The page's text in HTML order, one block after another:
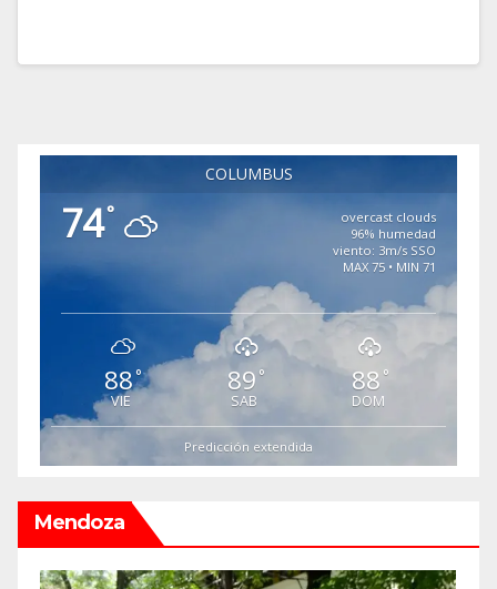
COLUMBUS
74°
overcast clouds
96% humedad
viento: 3m/s SSO
MAX 75 • MIN 71
88 °
VIE
89 °
SAB
88 °
DOM
Predicción extendida
Mendoza